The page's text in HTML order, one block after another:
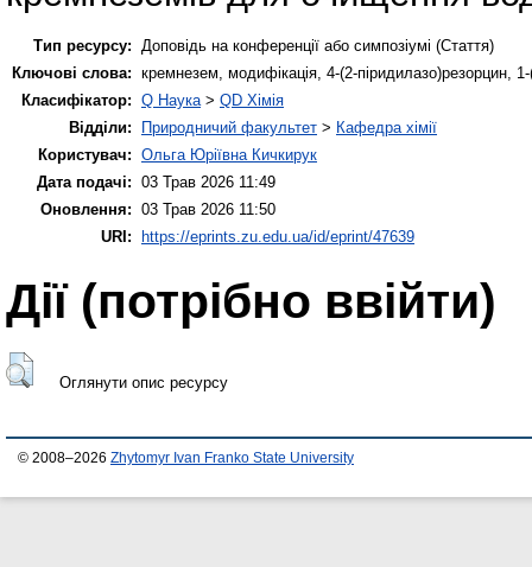
Тип ресурсу:
Доповідь на конференції або симпозіумі (Стаття)
Ключові слова: кремнезем, модифікація, 4-(2-піридилазо)резорцин,
Класифікатор: Q Наука > QD Хімія
Відділи:
Природничий факультет > Кафедра хімії
Користувач: Ольга Юріївна Кичкирук
Дата подачі: 03 Трав 2026 11:49
Оновлення: 03 Трав 2026 11:50
URI: https://eprints.zu.edu.ua/id/eprint/47639
Дії ​​(потрібно ввійти)
Оглянути опис ресурсу
© 2008–2026 Zhytomyr Ivan Franko State University